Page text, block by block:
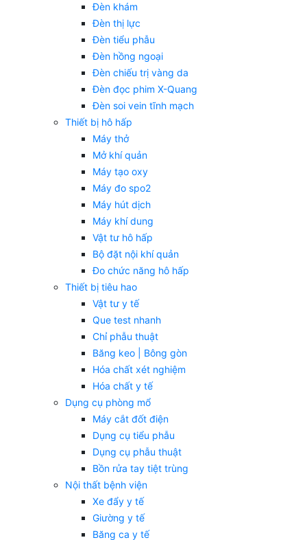
Đèn khám
Đèn thị lực
Đèn tiểu phẫu
Đèn hồng ngoại
Đèn chiếu trị vàng da
Đèn đọc phim X-Quang
Đèn soi vein tĩnh mạch
Thiết bị hô hấp
Máy thở
Mở khí quản
Máy tạo oxy
Máy đo spo2
Máy hút dịch
Máy khí dung
Vật tư hô hấp
Bộ đặt nội khí quản
Đo chức năng hô hấp
Thiết bị tiêu hao
Vật tư y tế
Que test nhanh
Chỉ phẫu thuật
Băng keo | Bông gòn
Hóa chất xét nghiệm
Hóa chất y tế
Dụng cụ phòng mổ
Máy cắt đốt điện
Dụng cụ tiểu phẫu
Dụng cụ phẫu thuật
Bồn rửa tay tiệt trùng
Nội thất bệnh viện
Xe đẩy y tế
Giường y tế
Băng ca y tế